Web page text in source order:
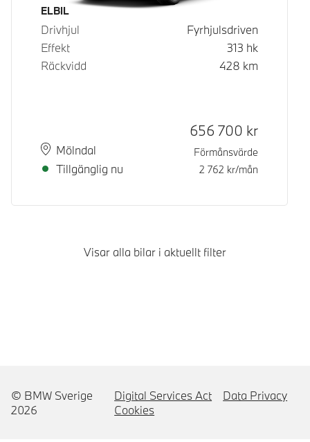
Bränsle
ELBIL
Drivhjul
Fyrhjulsdriven
Effekt
313 hk
Räckvidd
428 km
PlatsMölndal
Leveranstid
Tillgänglig nu
Kontantpris
656 700 kr
Förmånsvärde
2 762 kr/mån
Visar alla bilar i aktuellt filter
© BMW Sverige
2026
Digital Services Act
Data Privacy
Cookies